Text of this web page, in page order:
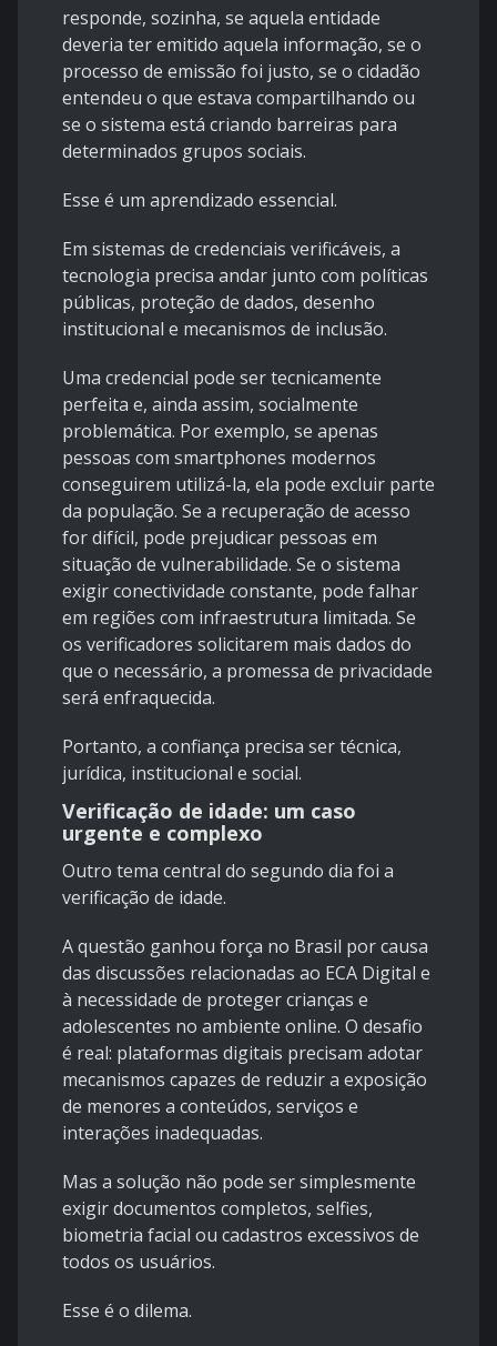
responde, sozinha, se aquela entidade
deveria ter emitido aquela informação, se o
processo de emissão foi justo, se o cidadão
entendeu o que estava compartilhando ou
se o sistema está criando barreiras para
determinados grupos sociais.
Esse é um aprendizado essencial.
Em sistemas de credenciais verificáveis, a
tecnologia precisa andar junto com políticas
públicas, proteção de dados, desenho
institucional e mecanismos de inclusão.
Uma credencial pode ser tecnicamente
perfeita e, ainda assim, socialmente
problemática. Por exemplo, se apenas
pessoas com smartphones modernos
conseguirem utilizá-la, ela pode excluir parte
da população. Se a recuperação de acesso
for difícil, pode prejudicar pessoas em
situação de vulnerabilidade. Se o sistema
exigir conectividade constante, pode falhar
em regiões com infraestrutura limitada. Se
os verificadores solicitarem mais dados do
que o necessário, a promessa de privacidade
será enfraquecida.
Portanto, a confiança precisa ser técnica,
jurídica, institucional e social.
Verificação de idade: um caso
urgente e complexo
Outro tema central do segundo dia foi a
verificação de idade.
A questão ganhou força no Brasil por causa
das discussões relacionadas ao ECA Digital e
à necessidade de proteger crianças e
adolescentes no ambiente online. O desafio
é real: plataformas digitais precisam adotar
mecanismos capazes de reduzir a exposição
de menores a conteúdos, serviços e
interações inadequadas.
Mas a solução não pode ser simplesmente
exigir documentos completos, selfies,
biometria facial ou cadastros excessivos de
todos os usuários.
Esse é o dilema.